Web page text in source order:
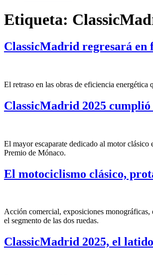
Etiqueta:
ClassicMadrid regresará en
El retraso en las obras de eficiencia
ClassicMadrid 2025 cumplió
El mayor escaparate dedicado al motor
Premio de Mónaco.
El motociclismo clásico,
Acción comercial, exposiciones monográficas,
el segmento de las dos ruedas.
ClassicMadrid 2025, el